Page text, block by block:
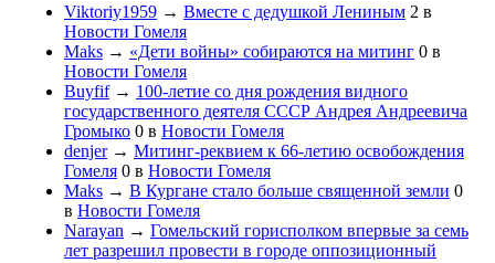
Viktoriy1959 → Вместе с дедушкой Лениным 2 в
Новости Гомеля
Maks → «Дети войны» собираются на митинг 0 в
Новости Гомеля
Buyfif→ 100-летиe со дня рождения видного
государственного деятеля СССР Андрея Андреевича
Громыко 0 в Новости Гомеля
denjer→ Митинг-реквием к 66-летию освобождения
Гомеля 0 в Новости Гомеля
Maks → В Кургане стало больше священной земли 0
в Новости Гомеля
Narayan → Гомельский горисполком впервые за семь
лет разрешил провести в городе оппозиционный